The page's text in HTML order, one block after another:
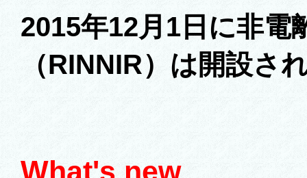
2015年12月1日に非電
（RINNIR）は開設さ
What's new